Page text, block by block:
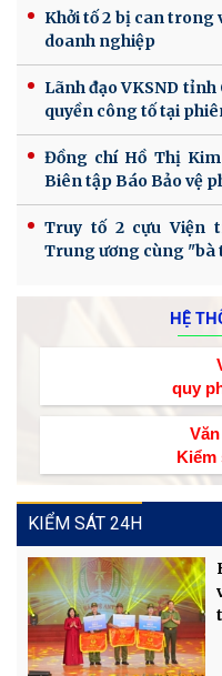
Khởi tố 2 bị can trong
doanh nghiệp
Lãnh đạo VKSND
quyền công tố tại
Đồng chí Hồ Thị
Biên tập Báo Bảo vệ
Truy tố 2 cựu Viện
Trung ương cùng "bà
HỆ
quy
Kiểm
KIỂM SÁT 24H